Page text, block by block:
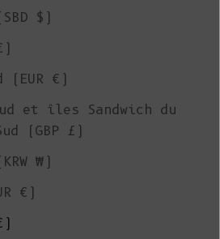
$)
(EUR €)
et îles Sandwich du
(GBP £)
₩)
€)